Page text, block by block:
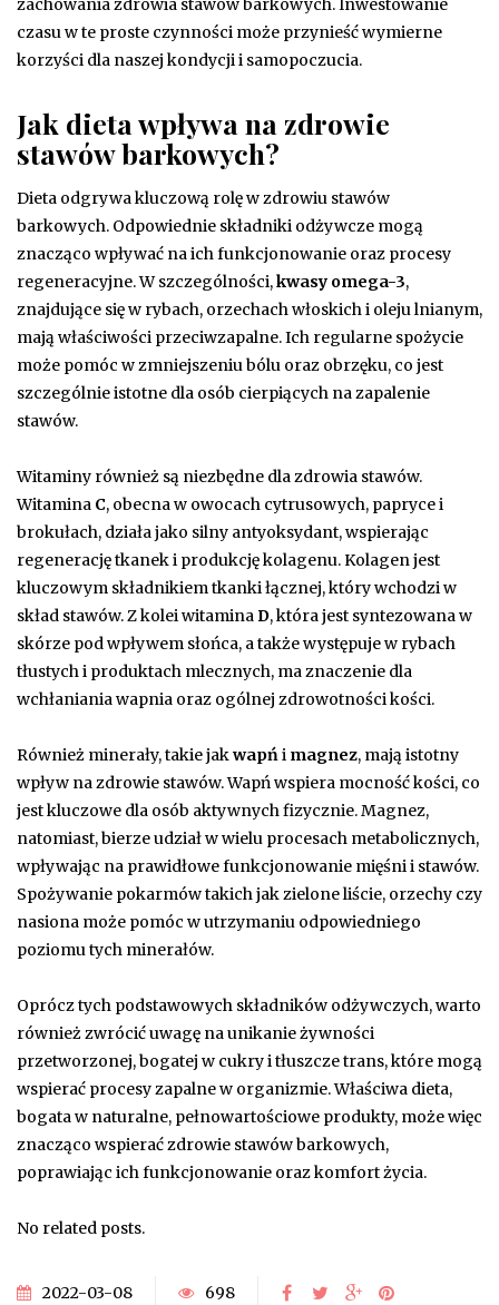
zachowania zdrowia stawów barkowych. Inwestowanie
czasu w te proste czynności może przynieść wymierne
korzyści dla naszej kondycji i samopoczucia.
Jak dieta wpływa na zdrowie
stawów barkowych?
Dieta odgrywa kluczową rolę w zdrowiu stawów
barkowych. Odpowiednie składniki odżywcze mogą
znacząco wpływać na ich funkcjonowanie oraz procesy
regeneracyjne. W szczególności,kwasy omega-3,
znajdujące się w rybach, orzechach włoskich i oleju lnianym,
mają właściwości przeciwzapalne. Ich regularne spożycie
może pomóc w zmniejszeniu bólu oraz obrzęku, co jest
szczególnie istotne dla osób cierpiących na zapalenie
stawów.
Witaminy również są niezbędne dla zdrowia stawów.
Witamina C, obecna w owocach cytrusowych, papryce i
brokułach, działa jako silny antyoksydant, wspierając
regenerację tkanek i produkcję kolagenu. Kolagen jest
kluczowym składnikiem tkanki łącznej, który wchodzi w
skład stawów. Z kolei witaminaD, która jest syntezowana w
skórze pod wpływem słońca, a także występuje w rybach
tłustych i produktach mlecznych, ma znaczenie dla
wchłaniania wapnia oraz ogólnej zdrowotności kości.
Również minerały, takie jakwapńi magnez, mają istotny
wpływ na zdrowie stawów. Wapń wspiera mocność kości, co
jest kluczowe dla osób aktywnych fizycznie. Magnez,
natomiast, bierze udział w wielu procesach metabolicznych,
wpływając na prawidłowe funkcjonowanie mięśni i stawów.
Spożywanie pokarmów takich jak zielone liście, orzechy czy
nasiona może pomóc w utrzymaniu odpowiedniego
poziomu tych minerałów.
Oprócz tych podstawowych składników odżywczych, warto
również zwrócić uwagę na unikanie żywności
przetworzonej, bogatej w cukry i tłuszcze trans, które mogą
wspierać procesy zapalne w organizmie. Właściwa dieta,
bogata w naturalne, pełnowartościowe produkty, może więc
znacząco wspierać zdrowie stawów barkowych,
poprawiając ich funkcjonowanie oraz komfort życia.
No related posts.
2022-03-08 698